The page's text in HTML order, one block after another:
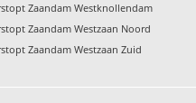
Zaandam Westknollendam
Zaandam Westzaan Noord
Zaandam Westzaan Zuid